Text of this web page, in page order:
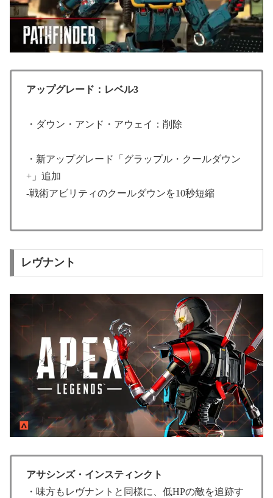
アップグレード：レベル3
・ダウン・アンド・アウェイ：削除
・新アップグレード「グラップル・クールダウン
+」追加
-戦術アビリティのクールダウンを10秒短縮
レヴナント
アサシンズ・インスティンクト
・味方もレヴナントと同様に、低HPの敵を追跡す